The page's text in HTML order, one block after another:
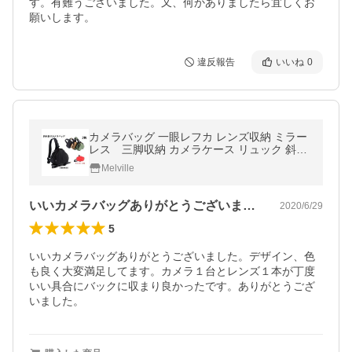
願いします。
違反報告 いいね 0
カメラバッグ 一眼レフカ レンズ収納 ミラー
レス 三脚収納 カメラケース リュック 斜め
掛け 撥水 男女兼用 三角型 標準版 3色
Melville
いいカメラバッグありがとうございました… 2020/6/29
5
いいカメラバッグありがとうございました。デザイン、色
も良く大変満足してます。カメラ１台とレンズ１本が丁度
いい具合にバックに収まり良かったです。ありがとうござ
いました。